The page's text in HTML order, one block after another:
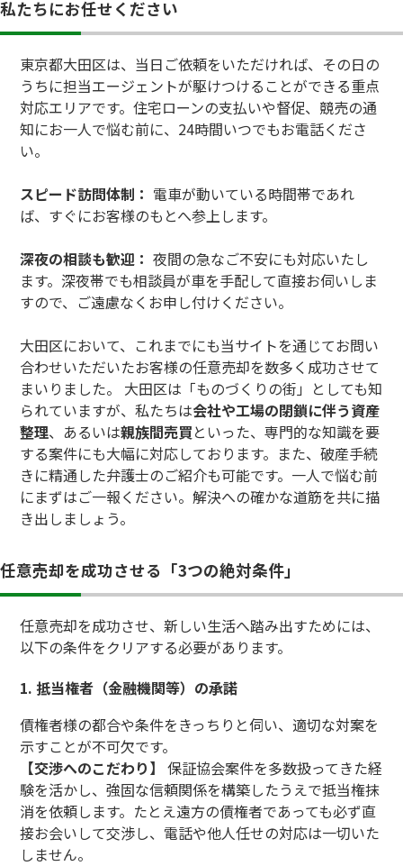
私たちにお任せください
東京都大田区は、当日ご依頼をいただければ、その日の
うちに担当エージェントが駆けつけることができる重点
対応エリアです。住宅ローンの支払いや督促、競売の通
知にお一人で悩む前に、24時間いつでもお電話くださ
い。
スピード訪問体制： 電車が動いている時間帯であれ
ば、すぐにお客様のもとへ参上します。
深夜の相談も歓迎： 夜間の急なご不安にも対応いたし
ます。深夜帯でも相談員が車を手配して直接お伺いしま
すので、ご遠慮なくお申し付けください。
大田区において、これまでにも当サイトを通じてお問い
合わせいただいたお客様の任意売却を数多く成功させて
まいりました。 大田区は「ものづくりの街」としても知
られていますが、私たちは会社や工場の閉鎖に伴う資産
整理、あるいは親族間売買といった、専門的な知識を要
する案件にも大幅に対応しております。また、破産手続
きに精通した弁護士のご紹介も可能です。一人で悩む前
にまずはご一報ください。解決への確かな道筋を共に描
き出しましょう。
任意売却を成功させる「3つの絶対条件」
任意売却を成功させ、新しい生活へ踏み出すためには、
以下の条件をクリアする必要があります。
1. 抵当権者（金融機関等）の承諾
債権者様の都合や条件をきっちりと伺い、適切な対案を
示すことが不可欠です。
【交渉へのこだわり】 保証協会案件を多数扱ってきた経
験を活かし、強固な信頼関係を構築したうえで抵当権抹
消を依頼します。たとえ遠方の債権者であっても必ず直
接お会いして交渉し、電話や他人任せの対応は一切いた
しません。